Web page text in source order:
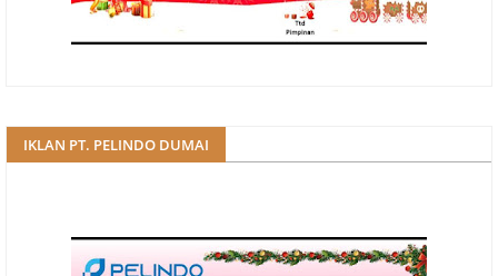
IKLAN PT. PELINDO DUMAI